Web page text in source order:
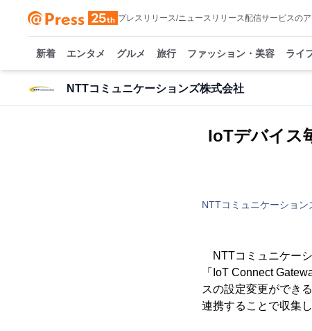
プレスリリース/ニュースリリース配信サービスの
新着 エンタメ グルメ 旅行 ファッション・美容 ライ
NTTコミュニケーションズ株式会社
IoTデバイス
NTTコミュニケーション
NTTコミュニケーシ
「IoT Connect
スの設定変更ができ
連携することで収集